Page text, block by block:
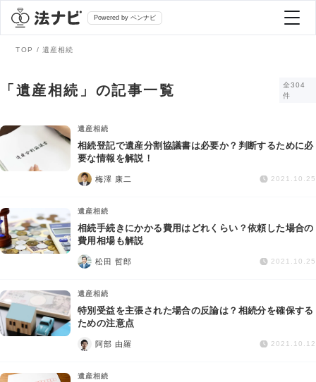
Powered by ベンナビ
全て
法律相談
債務整理
交通事故
弁護士を探す
おすすめ弁護士診断
AI Search Premium
掲載をご検討の弁護士の方へ
TOP 遺産相続
「遺産相続」の記事一覧
全304
件
遺産相続
相続登記で遺産分割協議書は必要か？判断するために必
要な情報を解説！
梅澤 康二 2021.10.25
遺産相続
相続手続きにかかる費用はどれくらい？依頼した場合の
費用相場も解説
松田 哲郎 2021.10.25
遺産相続
特別受益を主張された場合の反論は？相続分を確保する
ための注意点
阿部 由羅 2021.10.12
遺産相続